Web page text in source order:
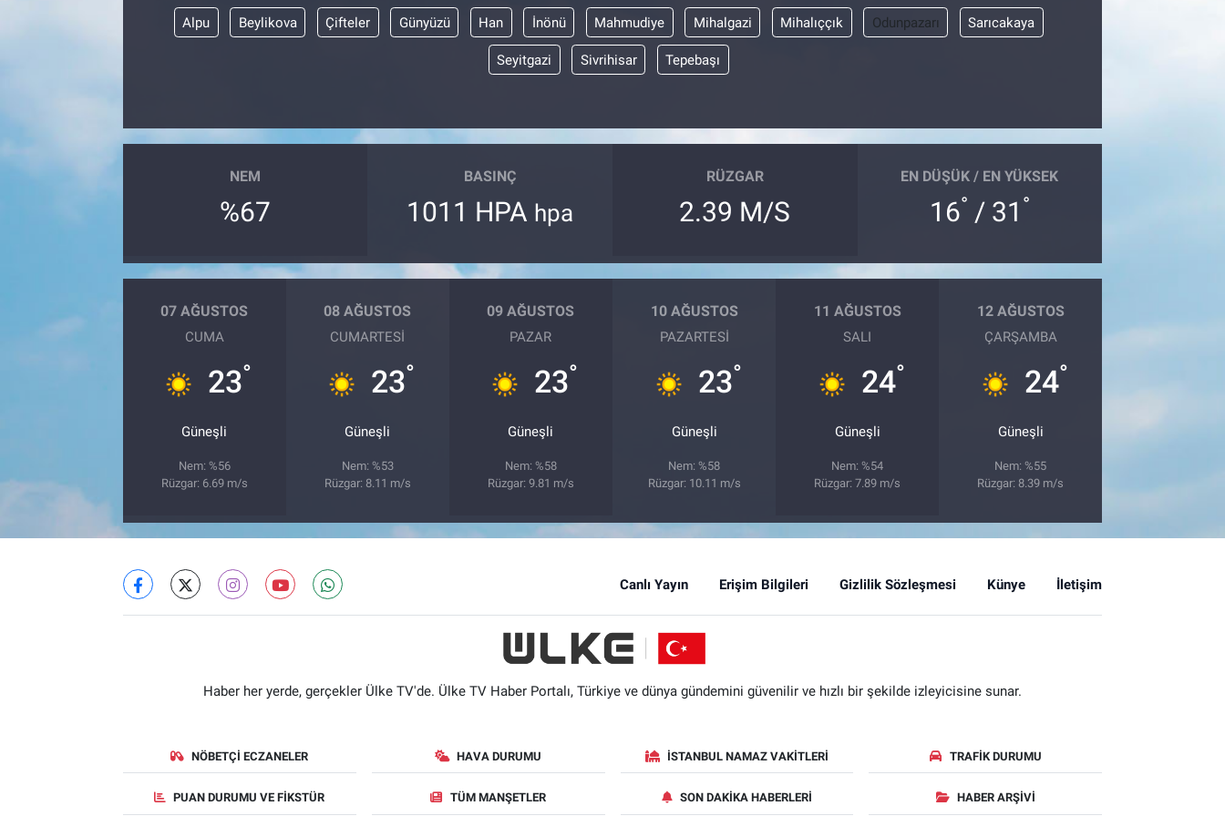
Alpu Beylikova Çifteler Günyüzü Han İnönü Mahmudiye Mihalgazi Mihalıççık Odunpazarı Sarıcakaya
Seyitgazi Sivrihisar Tepebaşı
NEM
%67
BASINÇ
1011 HPA hpa
RÜZGAR
2.39 M/S
EN DÜŞÜK / EN YÜKSEK
16° / 31 °
07 AĞUSTOS
CUMA
23°
Güneşli
Nem: %56
Rüzgar: 6.69 m/s
08 AĞUSTOS
CUMARTESI
23°
Güneşli
Nem: %53
Rüzgar: 8.11 m/s
09 AĞUSTOS
PAZAR
23°
Güneşli
Nem: %58
Rüzgar: 9.81 m/s
10 AĞUSTOS
PAZARTESI
23°
Güneşli
Nem: %58
Rüzgar: 10.11 m/s
11 AĞUSTOS
SALI
24°
Güneşli
Nem: %54
Rüzgar: 7.89 m/s
12 AĞUSTOS
ÇARŞAMBA
24°
Güneşli
Nem: %55
Rüzgar: 8.39 m/s
Canlı Yayın Erişim Bilgileri Gizlilik Sözleşmesi Künye İletişim
Haber her yerde, gerçekler Ülke TV'de. Ülke TV Haber Portalı, Türkiye ve dünya gündemini güvenilir ve hızlı bir şekilde izleyicisine sunar.
NÖBETÇI ECZANELER HAVA DURUMU İSTANBUL NAMAZ VAKITLERI TRAFIK DURUMU
PUAN DURUMU VE FIKSTÜR TÜM MANŞETLER SON DAKIKA HABERLERI HABER ARŞIVI